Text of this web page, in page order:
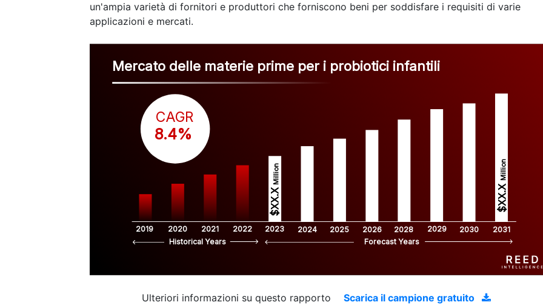
un'ampia varietà di fornitori e produttori che forniscono beni per soddisfare i requisiti di varie
applicazioni e mercati.
Mercato delle materie prime per i probiotici infantili
2019 2020 2021 2022 2023 2024 2025 2026 2028 2029 2030 2031
$XX.X
Million
$XX.X
Million
CAGR
8.4%
Historical Years Forecast Years
Ulteriori informazioni su questo rapporto Scarica il campione gratuito